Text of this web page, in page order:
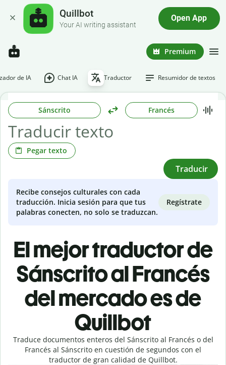
Quillbot
Your AI writing assistant
Open App
Premium
de IA Chat IA Traductor Resumidor de textos
Sánscrito Francés
Pegar texto
Traducir
Recibe consejos culturales con cada
traducción. Inicia sesión para que tus
palabras conecten, no solo se traduzcan.
Regístrate
El mejor traductor de
Sánscrito al Francés
del mercado es de
Quillbot
Traduce documentos enteros del Sánscrito al Francés o del
Francés al Sánscrito en cuestión de segundos con el
traductor de gran calidad de Quillbot.